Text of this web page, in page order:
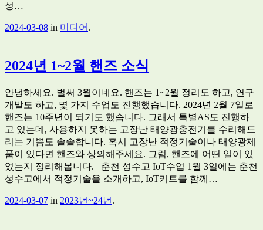
성…
2024-03-08 in 미디어 .
2024년 1~2월 핸즈 소식
안녕하세요. 벌써 3월이네요. 핸즈는 1~2월 정리도 하고, 연구
개발도 하고, 몇 가지 수업도 진행했습니다. 2024년 2월 7일로
핸즈는 10주년이 되기도 했습니다. 그래서 특별AS도 진행하
고 있는데, 사용하지 못하는 고장난 태양광충전기를 수리해드
리는 기쁨도 솔솔합니다. 혹시 고장난 적정기술이나 태양광제
품이 있다면 핸즈와 상의해주세요. 그럼, 핸즈에 어떤 일이 있
었는지 정리해봅니다. 춘천 성수고 IoT수업 1월 3일에는 춘천
성수고에서 적정기술을 소개하고, IoT키트를 함께…
2024-03-07 in 2023년~24년 .